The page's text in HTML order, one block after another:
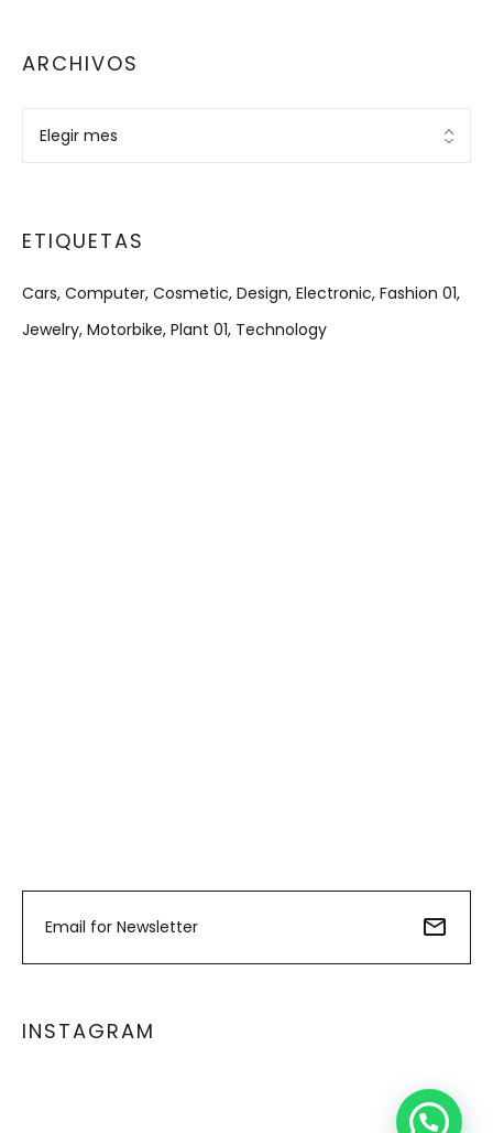
ARCHIVOS
ETIQUETAS
Cars Computer Cosmetic Design Electronic Fashion 01
Jewelry Motorbike Plant 01 Technology